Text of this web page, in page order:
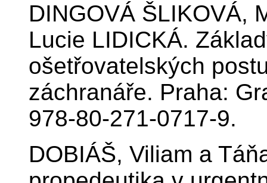
DINGOVÁ ŠLIKOVÁ,
Lucie LIDICKÁ.
ošetřovatelských
záchranáře. Praha:
978-80-271-0717-9.
DOBIÁŠ, Viliam a